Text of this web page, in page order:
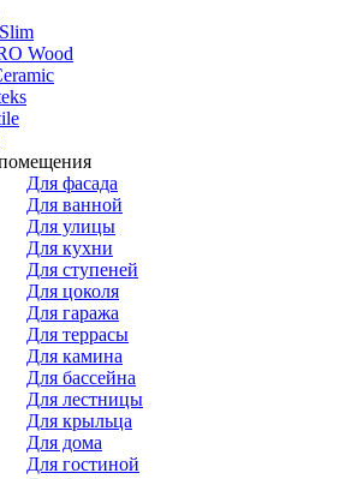
Wood
Для фасада
Для ванной
Для улицы
Для кухни
Для ступеней
Для цоколя
Для гаража
Для террасы
Для камина
Для бассейна
Для лестницы
Для крыльца
Для дома
Для гостиной